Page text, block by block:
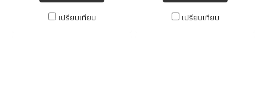
ชั่วโมงและเห็นผลได้อย่างชัดเจน
ชื้น ลดอาการอักเสบของผิว ทำให้
เปรียบเทียบ
อิ่มน้ำและลดความมันบนใบหน้า และ
เปรียบเทียบ